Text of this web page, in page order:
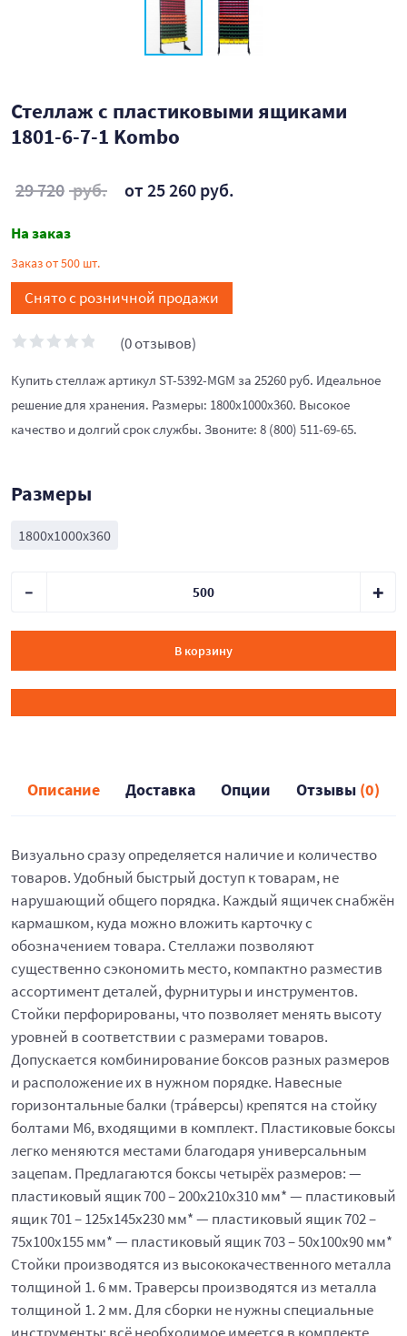
Стеллаж с пластиковыми ящиками
1801-6-7-1 Kombo
29 720 руб. от 25 260 руб.
На заказ
Заказ от 500 шт.
Снято с розничной продажи
(0 отзывов)
Купить стеллаж артикул ST-5392-MGM за 25260 руб. Идеальное
решение для хранения. Размеры: 1800x1000x360. Высокое
качество и долгий срок службы. Звоните: 8 (800) 511-69-65.
Размеры
1800x1000x360
В корзину
Описание Доставка Опции Отзывы (0)
Визуально сразу определяется наличие и количество
товаров. Удобный быстрый доступ к товарам, не
нарушающий общего порядка. Каждый ящичек снабжён
кармашком, куда можно вложить карточку с
обозначением товара. Стеллажи позволяют
существенно сэкономить место, компактно разместив
ассортимент деталей, фурнитуры и инструментов.
Стойки перфорированы, что позволяет менять высоту
уровней в соответствии с размерами товаров.
Допускается комбинирование боксов разных размеров
и расположение их в нужном порядке. Навесные
горизонтальные балки (тра́версы) крепятся на стойку
болтами М6, входящими в комплект. Пластиковые боксы
легко меняются местами благодаря универсальным
зацепам. Предлагаются боксы четырёх размеров: —
пластиковый ящик 700 – 200x210x310 мм* — пластиковый
ящик 701 – 125x145x230 мм* — пластиковый ящик 702 –
75x100x155 мм* — пластиковый ящик 703 – 50x100x90 мм*
Стойки производятся из высококачественного металла
толщиной 1. 6 мм. Траверсы производятся из металла
толщиной 1. 2 мм. Для сборки не нужны специальные